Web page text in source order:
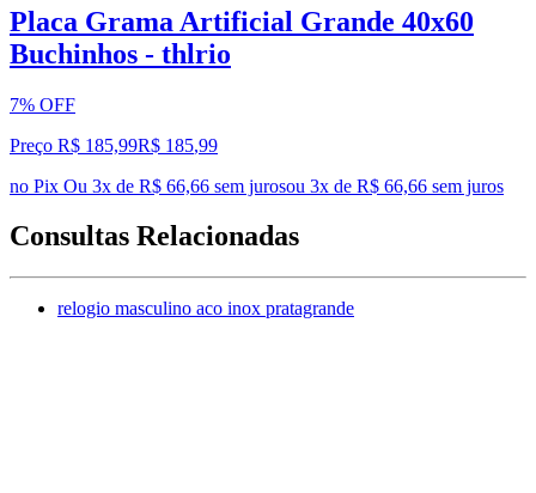
Placa Grama Artificial Grande 40x60
Buchinhos - thlrio
7% OFF
Preço R$ 185,99R$ 185,99
no Pix Ou 3x de R$ 66,66 sem jurosou 3x de R$ 66,66 sem juros
Consultas Relacionadas
relogio masculino aco inox pratagrande